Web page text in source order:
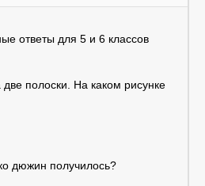
ответы для 5 и 6 классов
полоски. На каком рисунке
дюжин получилось?